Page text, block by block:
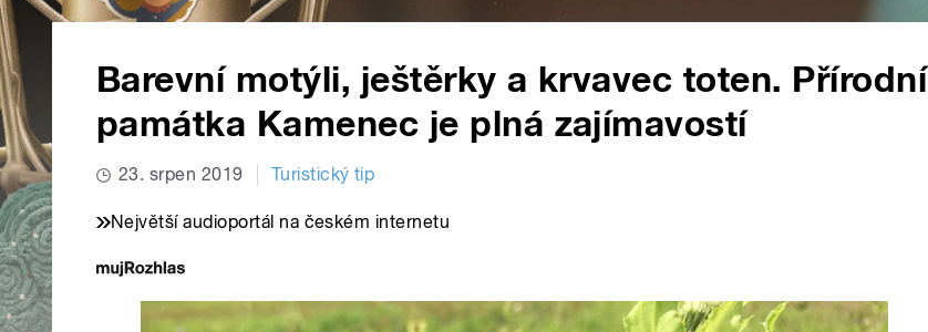
Barevní motýli, ještěrky a krvavec toten. Přírodní
památka Kamenec je plná zajímavostí
23. srpen 2019 Turistický tip
Největší audioportál na českém internetu